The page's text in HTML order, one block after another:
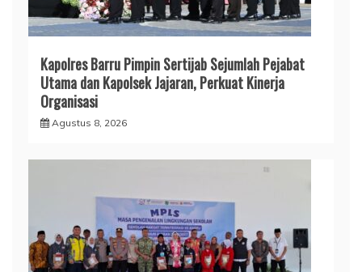
Kapolres Barru Pimpin Sertijab Sejumlah Pejabat
Utama dan Kapolsek Jajaran, Perkuat Kinerja
Organisasi
Agustus 8, 2026